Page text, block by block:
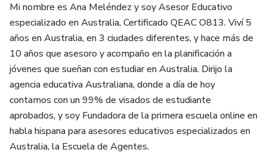
Mi nombre es Ana Meléndez y soy Asesor Educativo
especializado en Australia, Certificado QEAC O813. Viví 5
años en Australia, en 3 ciudades diferentes, y hace más de
10 años que asesoro y acompaño en la planificación a
jóvenes que sueñan con estudiar en Australia. Dirijo la
agencia educativa Australiana, donde a día de hoy
contamos con un 99% de visados de estudiante
aprobados, y soy Fundadora de la primera escuela online en
habla hispana para asesores educativos especializados en
Australia, la Escuela de Agentes.